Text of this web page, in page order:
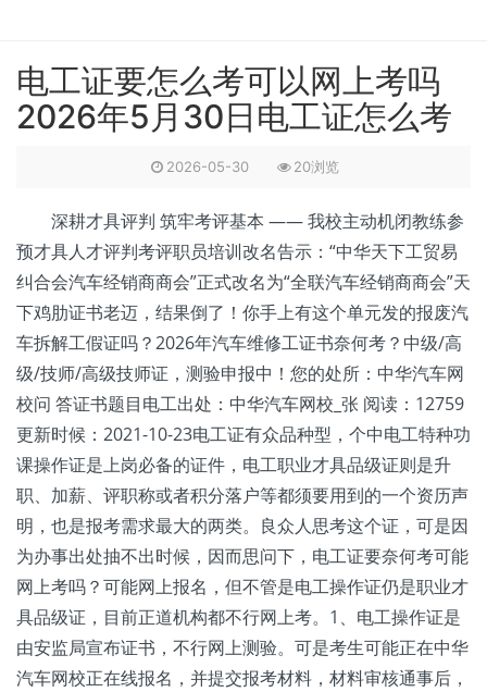
电工证要怎么考可以网上考吗
2026年5月30日电工证怎么考
2026-05-30 20浏览
深耕才具评判 筑牢考评基本 —— 我校主动机闭教练参
预才具人才评判考评职员培训改名告示：“中华天下工贸易
纠合会汽车经销商商会”正式改名为“全联汽车经销商商会”天
下鸡肋证书老迈，结果倒了！你手上有这个单元发的报废汽
车拆解工假证吗？2026年汽车维修工证书奈何考？中级/高
级/技师/高级技师证，测验申报中！您的处所：中华汽车网
校问 答证书题目电工出处：中华汽车网校_张 阅读：12759
更新时候：2021-10-23电工证有众品种型，个中电工特种功
课操作证是上岗必备的证件，电工职业才具品级证则是升
职、加薪、评职称或者积分落户等都须要用到的一个资历声
明，也是报考需求最大的两类。良众人思考这个证，可是因
为办事出处抽不出时候，因而思问下，电工证要奈何考可能
网上考吗？可能网上报名，但不管是电工操作证仍是职业才
具品级证，目前正道机构都不行网上考。1、电工操作证是
由安监局宣布证书，不行网上测验。可是考生可能正在中华
汽车网校正在线报名，并提交报考材料，材料审核通事后，